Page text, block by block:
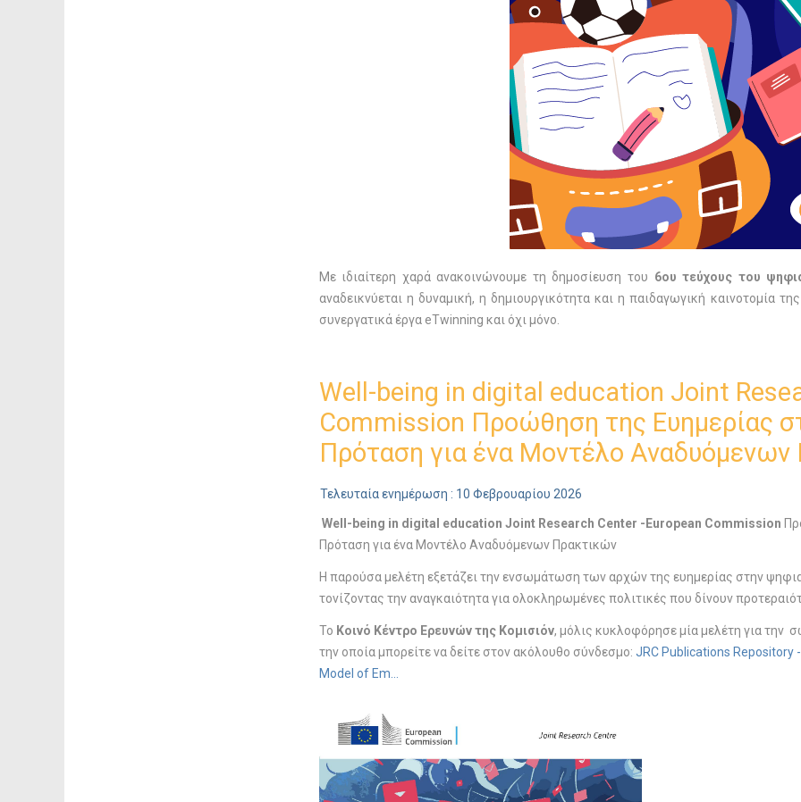
Με ιδιαίτερη χαρά ανακοινώνουμε τη δημοσίευση του 6ου τεύχους του
αναδεικνύεται η δυναμική, η δημιουργικότητα και η παιδαγωγική καινοτομία
συνεργατικά έργα eTwinning και όχι μόνο.
Well-being in digital education Joint
Commission Προώθηση της Ευημερίας
Πρόταση για ένα Μοντέλο
Τελευταία ενημέρωση : 10 Φεβρουαρίου 2026
Well-being in digital education Joint Research Center -European Commission
Πρόταση για ένα Μοντέλο Αναδυόμενων Πρακτικών
Η παρούσα μελέτη εξετάζει την ενσωμάτωση των αρχών της ευημερίας στην
τονίζοντας την αναγκαιότητα για ολοκληρωμένες πολιτικές που δίνουν
Το Κοινό Κέντρο Ερευνών της Κομισιόν, μόλις κυκλοφόρησε μία μελέτη για την
την οποία μπορείτε να δείτε στον ακόλουθο σύνδεσμο: JRC Publications Repository
Model of Em…